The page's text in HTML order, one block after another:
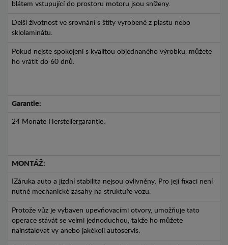
blátem vstupující do prostoru motoru jsou sníženy.
Delší životnost ve srovnání s štíty vyrobené z plastu nebo
sklolaminátu.
Pokud nejste spokojeni s kvalitou objednaného výrobku, můžete
ho vrátit do 60 dnů.
Garantie:
24 Monate Herstellergarantie.
MONTÁŽ:
IZáruka auto a jízdní stabilita nejsou ovlivněny. Pro její fixaci není
nutné mechanické zásahy na struktuře vozu.
Protože vůz je vybaven upevňovacími otvory, umožňuje tato
operace stávát se velmi jednoduchou, takže ho můžete
nainstalovat vy anebo jakékoli autoservis.